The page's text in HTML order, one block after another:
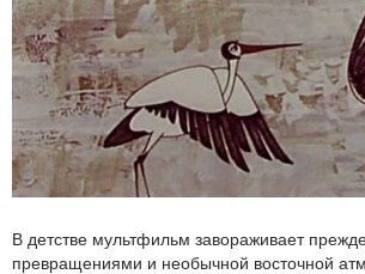
В детстве мультфильм завораживает
превращениями и необычной восточной